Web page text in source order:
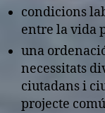
condicions
entre la vida
una
necessitats
ciutadans i
projecte